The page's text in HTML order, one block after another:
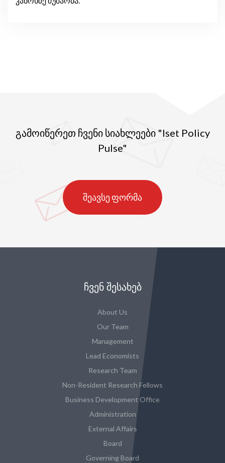
გამოიწერეთ ჩვენი სიახლეები "Iset Policy
Pulse"
შეავსე ფორმა
ᲩᲕᲔᲜ ᲨᲔᲡᲐᲮᲔᲑ
About Us
Our Team
Management
Lead Economists
Research Team
Non-Resident Research Fellows
Business Development Office
Administration
External Affairs
Board
Governing Board